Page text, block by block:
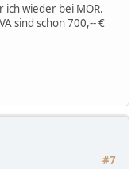
ich wieder bei MOR.
sind schon 700,-- €
#7